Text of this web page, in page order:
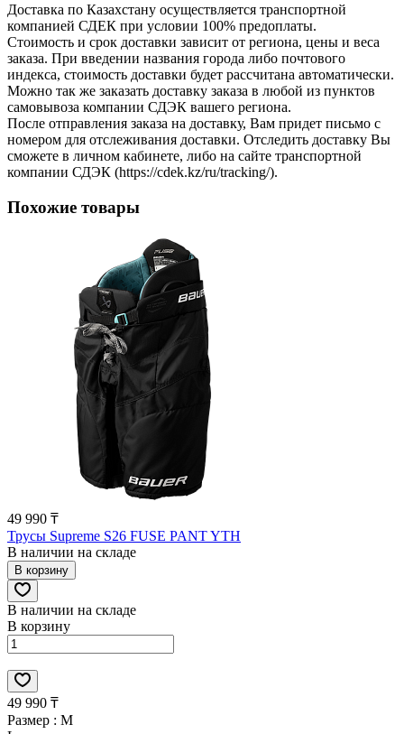
Доставка по Казахстану осуществляется транспортной
компанией СДЕК при условии 100% предоплаты.
Стоимость и срок доставки зависит от региона, цены и веса
заказа. При введении названия города либо почтового
индекса, стоимость доставки будет рассчитана автоматически.
Можно так же заказать доставку заказа в любой из пунктов
самовывоза компании СДЭК вашего региона.
После отправления заказа на доставку, Вам придет письмо с
номером для отслеживания доставки. Отследить доставку Вы
сможете в личном кабинете, либо на сайте транспортной
компании СДЭК (https://cdek.kz/ru/tracking/).
Похожие товары
49 990 ₸
Трусы Supreme S26 FUSE PANT YTH
В наличии на складе
В корзину
В наличии на складе
В корзину
49 990 ₸
Размер : M